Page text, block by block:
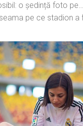
o ședință foto
pe ce stadion a